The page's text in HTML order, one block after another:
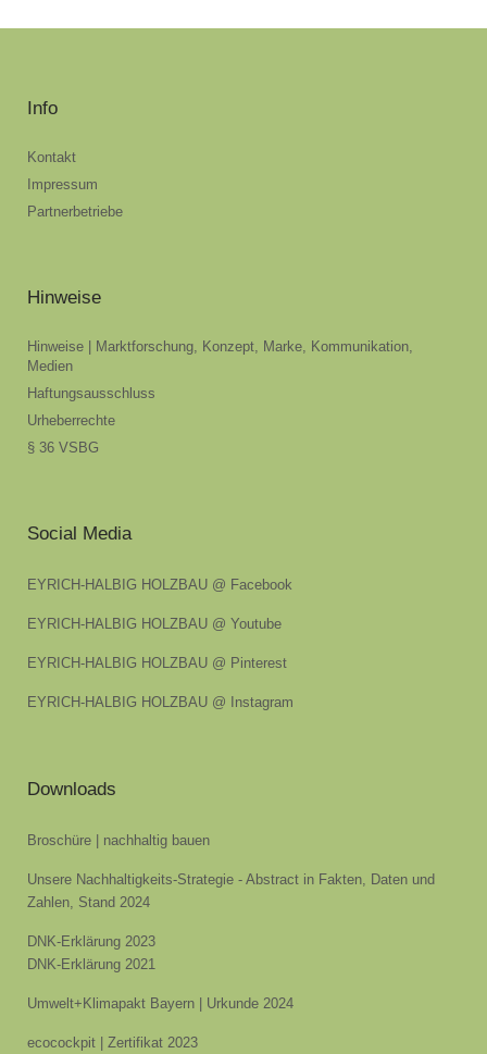
Info
Kontakt
Impressum
Partnerbetriebe
Hinweise
Hinweise | Marktforschung, Konzept, Marke, Kommunikation,
Medien
Haftungsausschluss
Urheberrechte
§ 36 VSBG
Social Media
EYRICH-HALBIG HOLZBAU @ Facebook
EYRICH-HALBIG HOLZBAU @ Youtube
EYRICH-HALBIG HOLZBAU @ Pinterest
EYRICH-HALBIG HOLZBAU @ Instagram
Downloads
Broschüre | nachhaltig bauen
Unsere Nachhaltigkeits-Strategie - Abstract in Fakten, Daten und
Zahlen, Stand 2024
DNK-Erklärung 2023
DNK-Erklärung 2021
Umwelt+Klimapakt Bayern | Urkunde 2024
ecocockpit | Zertifikat 2023